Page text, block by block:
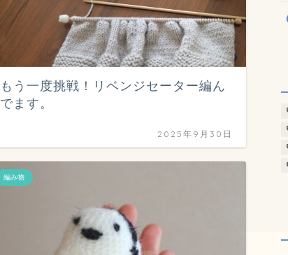
もう一度挑戦！リベンジセーター編ん
でます。
2025年9月30日
編み物